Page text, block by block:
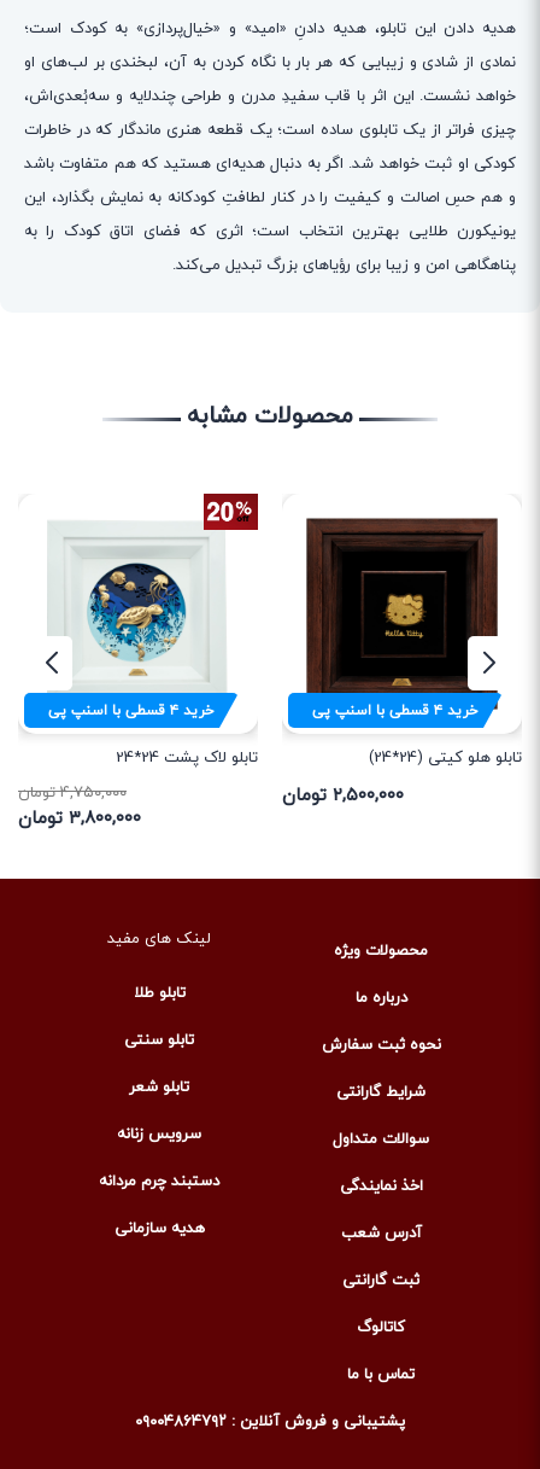
هدیه دادن این تابلو، هدیه دادنِ «امید» و «خیال‌پردازی» به کودک است؛
نمادی از شادی و زیبایی که هر بار با نگاه کردن به آن، لبخندی بر لب‌های او
خواهد نشست. این اثر با قاب سفیدِ مدرن و طراحی چندلایه و سه‌بُعدی‌اش،
چیزی فراتر از یک تابلوی ساده است؛ یک قطعه هنری ماندگار که در خاطرات
کودکی او ثبت خواهد شد. اگر به دنبال هدیه‌ای هستید که هم متفاوت باشد
و هم حسِ اصالت و کیفیت را در کنار لطافتِ کودکانه به نمایش بگذارد، این
یونیکورن طلایی بهترین انتخاب است؛ اثری که فضای اتاق کودک را به
پناهگاهی امن و زیبا برای رؤیاهای بزرگ تبدیل می‌کند.
محصولات مشابه
خرید۴قسطی با اسنپ پی
تابلو هلو کیتی (24*24)
۲,۵۰۰,۰۰۰ تومان
خرید۴قسطی با اسنپ پی
تابلو لاک پشت 24*24
۴,۷۵۰,۰۰۰ تومان
۳,۸۰۰,۰۰۰ تومان
محصولات ویژه
درباره ما
نحوه ثبت سفارش
شرایط گارانتی
سوالات متداول
اخذ نمایندگی
آدرس شعب
ثبت گارانتی
کاتالوگ
تماس با ما
لینک های مفید
تابلو طلا
تابلو سنتی
تابلو شعر
سرویس زنانه
دستبند چرم مردانه
هدیه سازمانی
پشتیبانی و فروش آنلاین : ۰۹۰۰۴۸۶۴۷۹۲